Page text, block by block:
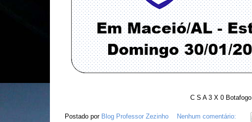
C S A 3 X 0 Botafogo
Postado por Blog Professor Zezinho
Nenhum comentário: